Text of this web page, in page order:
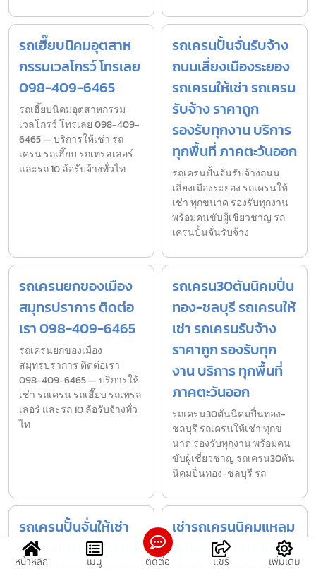
รถเฮี๊ยบนิคมอุตสาห
กรรมเวลโกรว์ โทรเลย
098-409-6465
รถเฮี๊ยบนิคมอุตสาหกรรม
เวลโกรว์ โทรเลย 098-409-
6465 — บริการให้เช่า รถ
เครน รถเฮี๊ยบ รถเทรลเลอร์
และรถ 10 ล้อรับจ้างทั่วไท
รถเครนปั้นจั่นรับจ้าง
ถนนเลี่ยงเมืองระยอง
รถเครนให้เช่า รถเครน
รับจ้าง ราคาถูก
รองรับทุกงาน บริการ
ทุกพื้นที่ ภาคตะวันออก
รถเครนปั้นจั่นรับจ้างถนน
เลี่ยงเมืองระยอง รถเครนให้
เช่า ทุกขนาด รองรับทุกงาน
พร้อมคนขับผู้เชี่ยวชาญ รถ
เครนปั้นจั่นรับจ้าง
รถเครนยกของเมือง
สมุทรปราการ ติดต่อ
เรา 098-409-6465
รถเครนยกของเมือง
สมุทรปราการ ติดต่อเรา
098-409-6465 — บริการให้
เช่า รถเครน รถเฮี๊ยบ รถเทรล
เลอร์ และรถ 10 ล้อรับจ้างทั่ว
ไท
รถเครน30ตันนิคมปิ่น
ทอง-ชลบุรี รถเครนให้
เช่า รถเครนรับจ้าง
ราคาถูก รองรับทุก
งาน บริการ ทุกพื้นที่
ภาคตะวันออก
รถเครน30ตันนิคมปิ่นทอง-
ชลบุรี รถเครนให้เช่า ทุกข
นาด รองรับทุกงาน พร้อมคน
ขับผู้เชี่ยวชาญ รถเครน30ตัน
นิคมปิ่นทอง-ชลบุรี รถ
รถเครนปั้นจั่นให้เช่า
นิคมอุตสาหกรรมเหม
เช่ารถเครนนิคมแหลม
ฉบังชลบุรี ยกรวดเร็ว
หน้าหลัก เมนู ติดต่อ แชร์ เพิ่มเติม